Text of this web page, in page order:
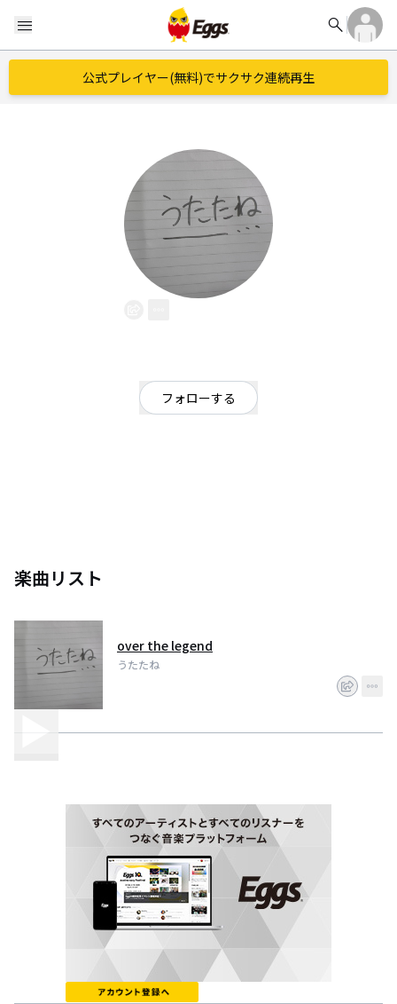
menu search
公式プレイヤー(無料)でサクサク連続再生
フォローする
楽曲リスト
over the legend
うたたね